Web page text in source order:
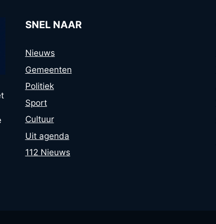
SNEL NAAR
Nieuws
Gemeenten
Politiek
Sport
Cultuur
Uit agenda
112 Nieuws